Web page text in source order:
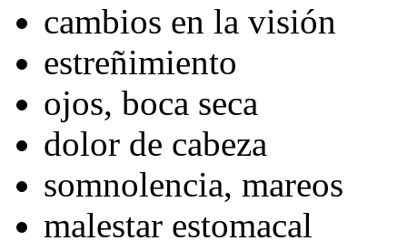
cambios en la visión
estreñimiento
ojos, boca seca
dolor de cabeza
somnolencia, mareos
malestar estomacal